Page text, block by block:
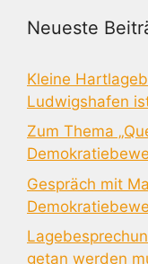
Neueste
Kleine
Ludwigshafen
Zum Thema
Gespräch mit
getan werden